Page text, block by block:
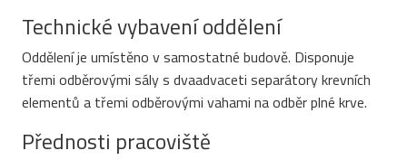
Technické vybavení oddělení
Oddělení je umístěno v samostatné budově. Disponuje
třemi odběrovými sály s dvaadvaceti separátory krevních
elementů a třemi odběrovými vahami na odběr plné krve.
Přednosti pracoviště